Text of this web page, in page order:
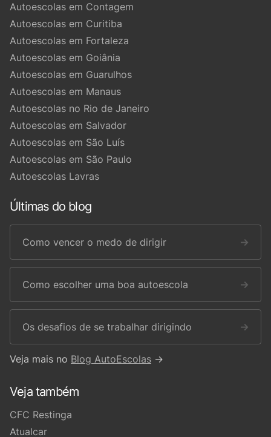
Autoescolas em Contagem
Autoescolas em Curitiba
Autoescolas em Fortaleza
Autoescolas em Goiânia
Autoescolas em Guarulhos
Autoescolas em Manaus
Autoescolas no Rio de Janeiro
Autoescolas em Salvador
Autoescolas em São Luís
Autoescolas em São Paulo
Autoescolas Lavras
Últimas do blog
Como vencer o medo de dirigir →
Como escolher uma boa autoescola →
Os desafios de se trabalhar dirigindo →
Veja mais no Blog AutoEscolas →
Veja também
CFC Restinga
Atualcar